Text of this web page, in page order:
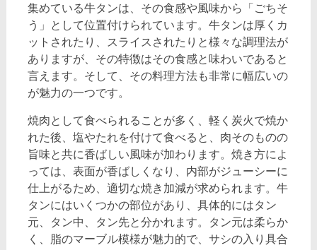
集めている牛タンは、その食感や風味から「ごちそ
う」として位置付けられています。牛タンは厚くカ
ットされたり、スライスされたりと様々な調理法が
ありますが、その特徴はその食感と味わいであると
言えます。そして、その料理方法も非常に幅広いの
が魅力の一つです。
焼肉として食べられることが多く、軽く炭火で焼か
れた後、塩やたれを付けて食べると、肉そのものの
旨味と共に香ばしい風味が加わります。焼き方によ
っては、表面が香ばしくなり、内部がジューシーに
仕上がるため、適切な焼き加減が求められます。牛
タンにはいくつかの部位があり、具体的にはタン
元、タン中、タン先と分かれます。タン元は柔らか
く、脂のマーブル模様が魅力的で、サシの入り具合